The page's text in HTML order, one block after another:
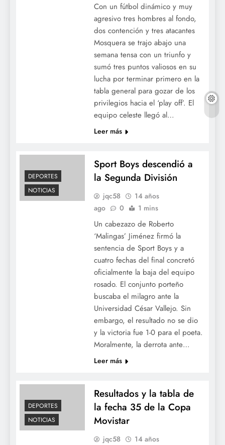
Con un fútbol dinámico y muy
agresivo tres hombres al fondo,
dos contención y tres atacantes
Mosquera se trajo abajo una
semana tensa con un triunfo y
sumó tres puntos valiosos en su
lucha por terminar primero en la
tabla general para gozar de los
privilegios hacia el ‘play off’. El
equipo celeste llegó al…
Leer más
DEPORTES
NOTICIAS
Sport Boys descendió a
la Segunda División
jqc58
14 años
ago
0 1 mins
Un cabezazo de Roberto
‘Malingas’ Jiménez firmó la
sentencia de Sport Boys y a
cuatro fechas del final concretó
oficialmente la baja del equipo
rosado. El conjunto porteño
buscaba el milagro ante la
Universidad César Vallejo. Sin
embargo, el resultado no se dio
y la victoria fue 1-0 para el poeta.
Moralmente, la derrota ante…
Leer más
DEPORTES
NOTICIAS
Resultados y la tabla de
la fecha 35 de la Copa
Movistar
jqc58
14 años